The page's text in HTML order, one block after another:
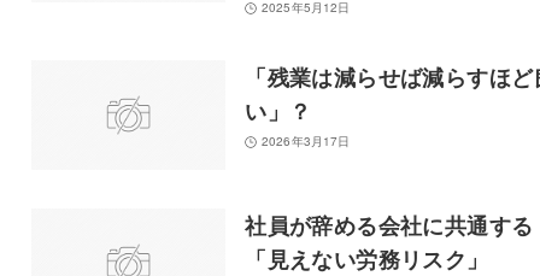
2025年5月12日
「残業は減らせば減らすほど
い」？
2026年3月17日
社員が辞める会社に共通する
「見えない労務リスク」